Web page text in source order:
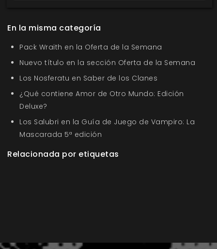
En la misma categoría
Pack Wraith en la Oferta de la Semana
Nuevo título en la sección Oferta de la Semana
Los Nosferatu en Saber de los Clanes
¿Qué contiene Amor de Otro Mundo: Edición
Deluxe?
Los Salubri en la Guía de Juego de Vampiro: La
Mascarada 5ª edición
Relacionada por etiquetas